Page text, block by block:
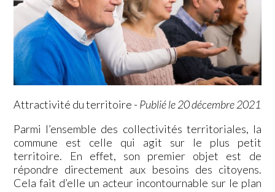
Attractivité du territoire - Publié le 20 décembre 2021
Parmi l’ensemble des collectivités territoriales, la
commune est celle qui agit sur le plus petit
territoire. En effet, son premier objet est de
répondre directement aux besoins des citoyens.
Cela fait d’elle un acteur incontournable sur le plan